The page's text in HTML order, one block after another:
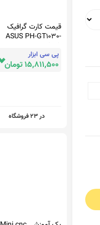
قیمت کارت گرافیک
ASUS PH-GT1030-
پی سی ابزار
15,811,500 تومان
در 23 فروشگاه